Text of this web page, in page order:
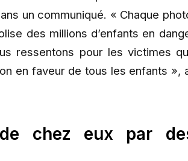
un communiqué. « Chaque
des millions d’enfants en
ressentons pour les victimes
en faveur de tous les enfants »,
chez eux par